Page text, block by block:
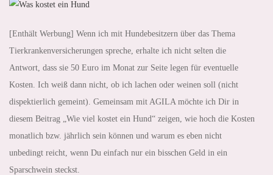
[Enthält Werbung] Wenn ich mit Hundebesitzern über das Thema
Tierkrankenversicherungen spreche, erhalte ich nicht selten die
Antwort, dass sie 50 Euro im Monat zur Seite legen für eventuelle
Kosten. Ich weiß dann nicht, ob ich lachen oder weinen soll (nicht
dispektierlich gemeint). Gemeinsam mit AGILA möchte ich Dir in
diesem Beitrag „Wie viel kostet ein Hund“ zeigen, wie hoch die Kosten
monatlich bzw. jährlich sein können und warum es eben nicht
unbedingt reicht, wenn Du einfach nur ein bisschen Geld in ein
Sparschwein steckst.